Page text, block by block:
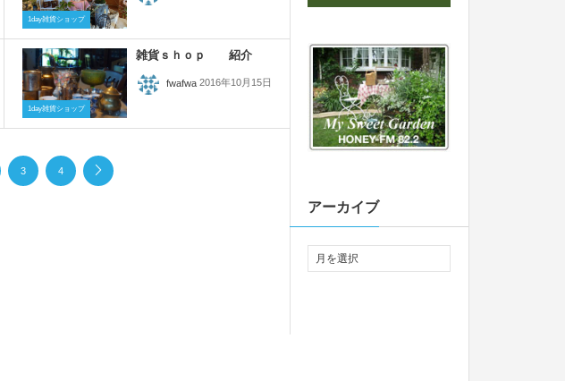
1day雑貨ショップ
1day雑貨ショップ
雑貨ｓｈｏｐ 紹介
fwafwa 2016年10月15日
3 4
アーカイブ